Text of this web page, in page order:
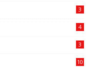
3
4
3
10